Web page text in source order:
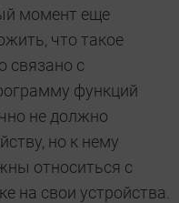
момент еще
что такое
связано с
функций
не должно
но к нему
относиться с
на свои устройства.